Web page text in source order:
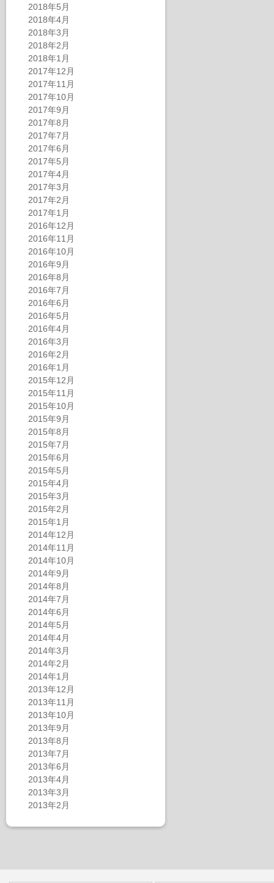
2018年5月
2018年4月
2018年3月
2018年2月
2018年1月
2017年12月
2017年11月
2017年10月
2017年9月
2017年8月
2017年7月
2017年6月
2017年5月
2017年4月
2017年3月
2017年2月
2017年1月
2016年12月
2016年11月
2016年10月
2016年9月
2016年8月
2016年7月
2016年6月
2016年5月
2016年4月
2016年3月
2016年2月
2016年1月
2015年12月
2015年11月
2015年10月
2015年9月
2015年8月
2015年7月
2015年6月
2015年5月
2015年4月
2015年3月
2015年2月
2015年1月
2014年12月
2014年11月
2014年10月
2014年9月
2014年8月
2014年7月
2014年6月
2014年5月
2014年4月
2014年3月
2014年2月
2014年1月
2013年12月
2013年11月
2013年10月
2013年9月
2013年8月
2013年7月
2013年6月
2013年4月
2013年3月
2013年2月